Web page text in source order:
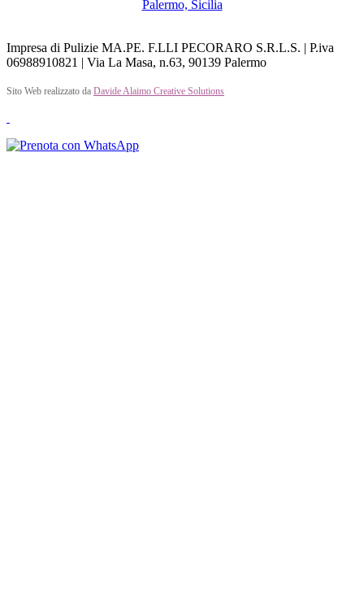
Impresa di Pulizie MA.PE. F.LLI PECORARO S.R.L.S. | P.iva
06988910821 | Via La Masa, n.63, 90139 Palermo
Sito Web realizzato da Davide Alaimo Creative Solutions